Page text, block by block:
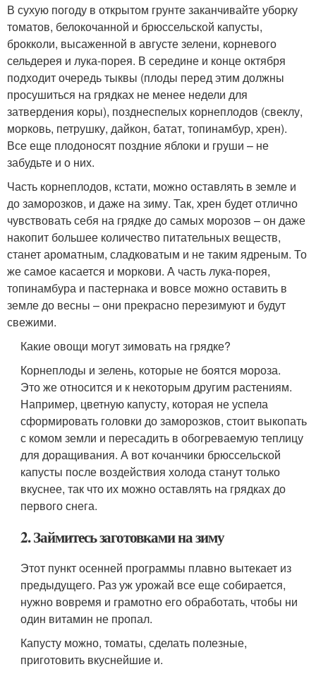
В сухую погоду в открытом грунте заканчивайте уборку
томатов, белокочанной и брюссельской капусты,
брокколи, высаженной в августе зелени, корневого
сельдерея и лука-порея. В середине и конце октября
подходит очередь тыквы (плоды перед этим должны
просушиться на грядках не менее недели для
затвердения коры), позднеспелых корнеплодов (свеклу,
морковь, петрушку, дайкон, батат, топинамбур, хрен).
Все еще плодоносят поздние яблоки и груши – не
забудьте и о них.
Часть корнеплодов, кстати, можно оставлять в земле и
до заморозков, и даже на зиму. Так, хрен будет отлично
чувствовать себя на грядке до самых морозов – он даже
накопит большее количество питательных веществ,
станет ароматным, сладковатым и не таким ядреным. То
же самое касается и моркови. А часть лука-порея,
топинамбура и пастернака и вовсе можно оставить в
земле до весны – они прекрасно перезимуют и будут
свежими.
Какие овощи могут зимовать на грядке?
Корнеплоды и зелень, которые не боятся мороза.
Это же относится и к некоторым другим растениям.
Например, цветную капусту, которая не успела
сформировать головки до заморозков, стоит выкопать
с комом земли и пересадить в обогреваемую теплицу
для доращивания. А вот кочанчики брюссельской
капусты после воздействия холода станут только
вкуснее, так что их можно оставлять на грядках до
первого снега.
2. Займитесь заготовками на зиму
Этот пункт осенней программы плавно вытекает из
предыдущего. Раз уж урожай все еще собирается,
нужно вовремя и грамотно его обработать, чтобы ни
один витамин не пропал.
Капусту можно, томаты, сделать полезные,
приготовить вкуснейшие и.